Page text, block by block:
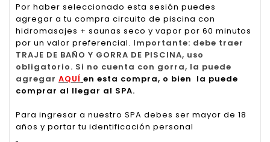
Por haber seleccionado esta sesión puedes
agregar a tu compra circuito de piscina con
hidromasajes + saunas seco y vapor por 60 minutos
por un valor preferencial. Importante: debe traer
TRAJE DE BAÑO Y GORRA DE PISCINA, uso
obligatorio. Si no cuenta con gorra, la puede
agregar AQUÍ en esta compra, o bien la puede
comprar al llegar al SPA.
Para ingresar a nuestro SPA debes ser mayor de 18
años y portar tu identificación personal